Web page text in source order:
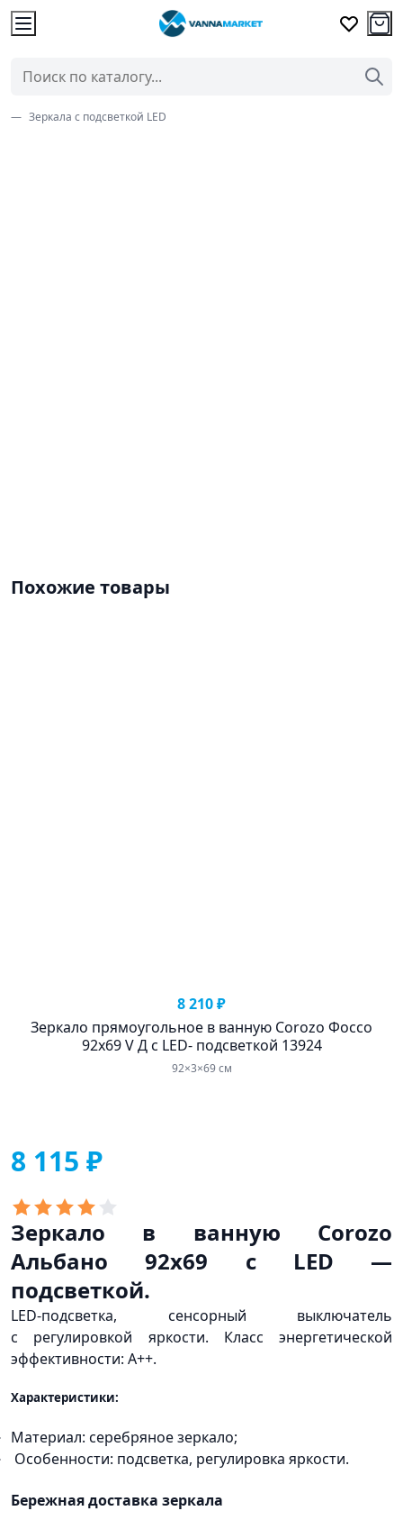
Зеркала с подсветкой LED
Похожие товары
8 210 ₽
Зеркало прямоугольное в ванную Corozo Фоссо
92х69 V Д с LED- подсветкой 13924
92×3×69 см
8 115 ₽
Зеркало в ванную Corozo
Альбано 92х69 с LED —
подсветкой.
LED-подсветка, сенсорный выключатель
с регулировкой яркости. Класс энергетической
эффективности: A++.
Характеристики:
Материал: серебряное зеркало;
Особенности: подсветка, регулировка яркости.
Бережная доставка зеркала